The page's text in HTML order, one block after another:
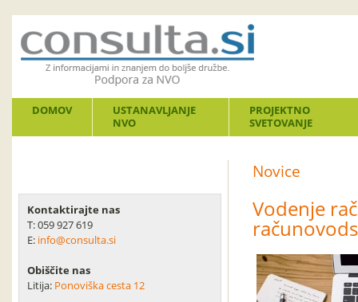
DOMOV
USTANAVLJANJE
NVO
PROJEKTNO
SVETOVANJE
Kontaktirajte nas
T: 059 927 619
E: info@consulta.si
Obiščite nas
Litija: Ponoviška cesta 12
Novice
Vodenje